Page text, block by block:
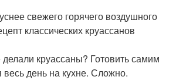
свежего горячего воздушного
классических круассанов
круассаны? Готовить самим
весь день на кухне. Сложно.